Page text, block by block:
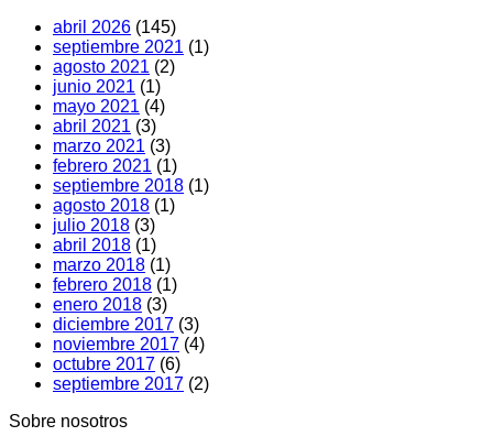
abril 2026 (145)
septiembre 2021 (1)
agosto 2021 (2)
junio 2021 (1)
mayo 2021 (4)
abril 2021 (3)
marzo 2021 (3)
febrero 2021 (1)
septiembre 2018 (1)
agosto 2018 (1)
julio 2018 (3)
abril 2018 (1)
marzo 2018 (1)
febrero 2018 (1)
enero 2018 (3)
diciembre 2017 (3)
noviembre 2017 (4)
octubre 2017 (6)
septiembre 2017 (2)
Sobre nosotros